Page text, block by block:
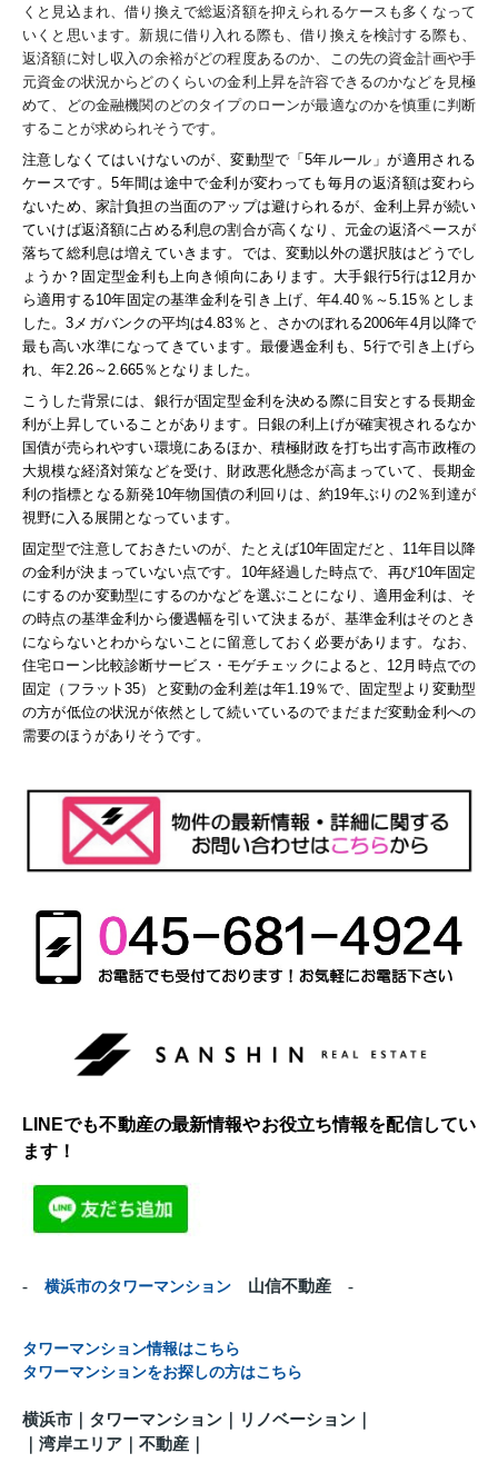
くと見込まれ、借り換えで総返済額を抑えられるケースも多くなって
いくと思います。 新規に借り入れる際も、借り換えを検討する際も、
返済額に対し収入の余裕がどの程度あるのか、この先の資金計画や手
元資金の状況からどのくらいの金利上昇を許容できるのかなどを見極
めて、どの金融機関のどのタイプのローンが最適なのかを慎重に判断
することが求められそうです。
注意しなくてはいけないのが、変動型で「5年ルール」が適用される
ケースです。5年間は途中で金利が変わっても毎月の返済額は変わら
ないため、家計負担の当面のアップは避けられるが、金利上昇が続い
ていけば返済額に占める利息の割合が高くなり、元金の返済ペースが
落ちて総利息は増えていきます。では、変動以外の選択肢はどうでし
ょうか？ 固定型金利も上向き傾向にあります。大手銀行5行は12月か
ら適用する10年固定の基準金利を引き上げ、年4.40％～5.15％としま
した。3メガバンクの平均は4.83％と、さかのぼれる2006年4月以降で
最も高い水準になってきています。最優遇金利も、5行で引き上げら
れ、年2.26～2.665％となりました。
こうした背景には、銀行が固定型金利を決める際に目安とする長期金
利が上昇していることがあります。日銀の利上げが確実視されるなか
国債が売られやすい環境にあるほか、積極財政を打ち出す高市政権の
大規模な経済対策などを受け、財政悪化懸念が高まっていて、長期金
利の指標となる新発10年物国債の利回りは、約19年ぶりの2％到達が
視野に入る展開となっています。
固定型で注意しておきたいのが、たとえば10年固定だと、11年目以降
の金利が決まっていない点です。10年経過した時点で、再び10年固定
にするのか変動型にするのかなどを選ぶことになり、適用金利は、そ
の時点の基準金利から優遇幅を引いて決まるが、基準金利はそのとき
にならないとわからないことに留意しておく必要があります。 なお、
住宅ローン比較診断サービス・モゲチェックによると、12月時点での
固定（フラット35）と変動の金利差は年1.19％で、固定型より変動型
の方が低位の状況が依然として続いているのでまだまだ変動金利への
需要のほうがありそうです。
LINEでも不動産の最新情報やお役立ち情報を配信してい
ます！
- 横浜市のタワーマンション 山信不動産 -
タワーマンション情報はこちら
タワーマンションをお探しの方はこちら
横浜市｜タワーマンション｜リノベーション｜
湾岸エリア｜不動産